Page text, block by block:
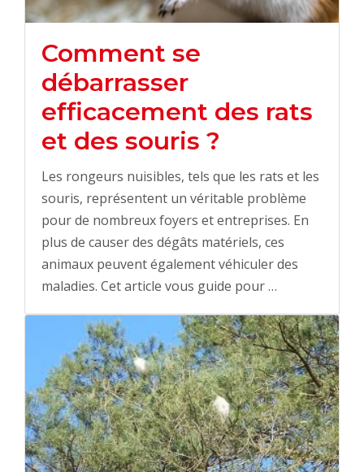
Comment se
débarrasser
efficacement des rats
et des souris ?
Les rongeurs nuisibles, tels que les rats et les
souris, représentent un véritable problème
pour de nombreux foyers et entreprises. En
plus de causer des dégâts matériels, ces
animaux peuvent également véhiculer des
maladies. Cet article vous guide pour …